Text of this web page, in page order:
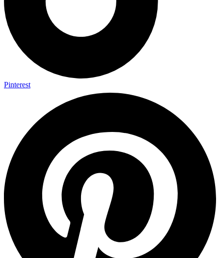
Pinterest